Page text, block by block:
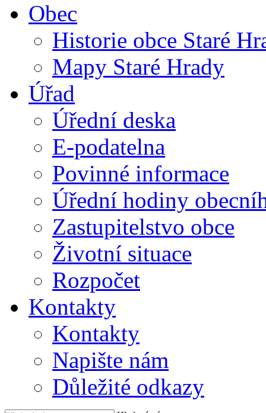
Obec
Historie obce Staré
Mapy Staré Hrady
Úřad
Úřední deska
E-podatelna
Povinné informace
Úřední hodiny
Zastupitelstvo obce
Životní situace
Rozpočet
Kontakty
Kontakty
Napište nám
Důležité odkazy